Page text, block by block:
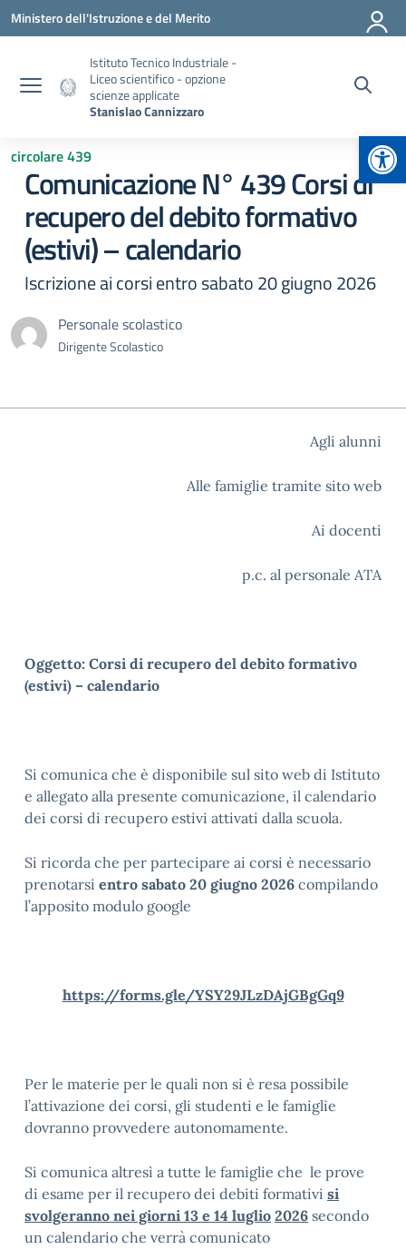
Vai ai contenuti
Vai al menu di navigazione
Vai al footer
Ministero dell'Istruzione e del Merito
Istituto Tecnico Industriale -
Liceo scientifico - opzione
scienze applicate
Stanislao Cannizzaro
circolare 439
Comunicazione N° 439 Corsi di
recupero del debito formativo
(estivi) – calendario
Iscrizione ai corsi entro sabato 20 giugno 2026
Personale scolastico
Dirigente Scolastico
Agli alunni
Alle famiglie tramite sito web
Ai docenti
p.c. al personale ATA
Oggetto: Corsi di recupero del debito formativo
(estivi) – calendario
Si comunica che è disponibile sul sito web di Istituto
e allegato alla presente comunicazione, il calendario
dei corsi di recupero estivi attivati dalla scuola.
Si ricorda che per partecipare ai corsi è necessario
prenotarsi entro sabato 20 giugno 2026 compilando
l’apposito modulo google
https://forms.gle/YSY29JLzDAjGBgGq9
Per le materie per le quali non si è resa possibile
l’attivazione dei corsi, gli studenti e le famiglie
dovranno provvedere autonomamente.
Si comunica altresì a tutte le famiglie che le prove
di esame per il recupero dei debiti formativi si
svolgeranno nei giorni 13 e 14 luglio 2026 secondo
un calendario che verrà comunicato